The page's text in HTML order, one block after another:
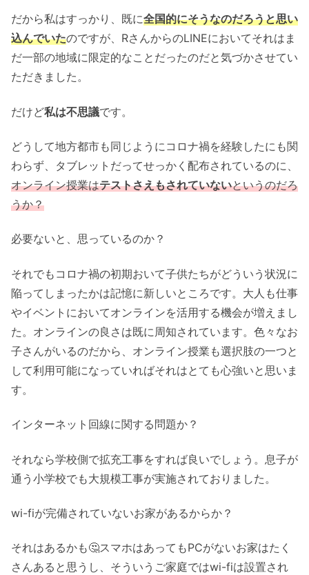
だから私はすっかり、既に全国的にそうなのだろうと思い
込んでいたのですが、RさんからのLINEにおいてそれはま
だ一部の地域に限定的なことだったのだと気づかさせてい
ただきました。
だけど私は不思議です。
どうして地方都市も同じようにコロナ禍を経験したにも関
わらず、タブレットだってせっかく配布されているのに、
オンライン授業はテストさえもされていないというのだろ
うか？
必要ないと、思っているのか？
それでもコロナ禍の初期おいて子供たちがどういう状況に
陥ってしまったかは記憶に新しいところです。大人も仕事
やイベントにおいてオンラインを活用する機会が増えまし
た。オンラインの良さは既に周知されています。色々なお
子さんがいるのだから、オンライン授業も選択肢の一つと
して利用可能になっていればそれはとても心強いと思いま
す。
インターネット回線に関する問題か？
それなら学校側で拡充工事をすれば良いでしょう。息子が
通う小学校でも大規模工事が実施されておりました。
wi-fiが完備されていないお家があるからか？
それはあるかも🤔スマホはあってもPCがないお家はたく
さんあると思うし、そういうご家庭ではwi-fiは設置され